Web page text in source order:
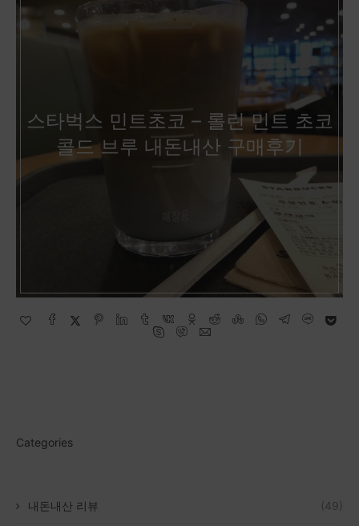
스타벅스 민트초코 – 롤린 민트 초코
콜드 브루 내돈내산 구매후기
Categories
내돈내산 리뷰 (49)